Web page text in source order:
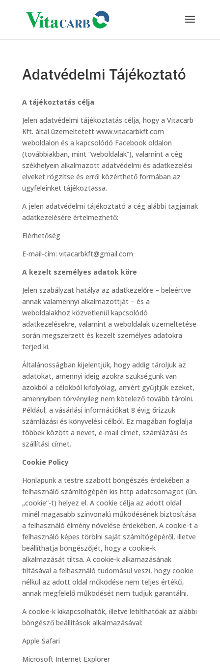
Adatvédelmi Tájékoztató
A tájékoztatás célja
Jelen adatvédelmi tájékoztatás célja, hogy a Vitacarb
Kft. által üzemeltetett www.vitacarbkft.com
weboldalon és a kapcsolódó Facebook oldalon
(továbbiakban, mint “weboldalak”), valamint a cég
székhelyein alkalmazott adatvédelmi és adatkezelési
elveket rögzítse és erről közérthető formában az
ügyfeleinket tájékoztassa.
A jelen adatvédelmi tájékoztató a cég alábbi tagjainak
adatkezelésére értelmezhető:
Elérhetőség
E-mail-cím: vitacarbkft@gmail.com
A kezelt személyes adatok köre
Jelen szabályzat hatálya az adatkezelőre – beleértve
annak valamennyi alkalmazottját – és a
weboldalakhoz közvetlenül kapcsolódó
adatkezelésekre, valamint a weboldalak üzemeltetése
során megszerzett és kezelt személyes adatokra
terjed ki.
Általánosságban kijelentjük, hogy addig tároljuk az
adatokat, amennyi ideig azokra szükségünk van
azokból a célokból kifolyólag, amiért gyűjtjük ezeket,
amennyiben törvényileg nem kötelező tovább tárolni.
Például, a vásárlási információkat 8 évig őrizzük
számlázási és könyvelési célból. Ez magában foglalja
többek között a nevet, e-mail címet, számlázási és
szállítási címet.
Cookie Policy
Honlapunk a testre szabott böngészés érdekében a
felhasználó számítógépén kis http adatcsomagot (ún.
„cookie”-t) helyez el. A cookie célja az adott oldal
minél magasabb színvonalú működésének biztosítása
a felhasználó élmény növelése érdekében. A cookie-t a
felhasználó képes törölni saját számítógépéről, illetve
beállíthatja böngészőjét, hogy a cookie-k
alkalmazását tiltsa. A cookie-k alkamazásának
tiltásával a felhasználó tudomásul veszi, hogy cookie
nélkül az adott oldal működése nem teljes értékű,
annak megfelelő működését nem tudjuk garantálni.
A cookie-k kikapcsolhatók, illetve letilthatóak az alábbi
böngésző beállítások alkalmazásával:
Apple Safari
Microsoft Internet Explorer